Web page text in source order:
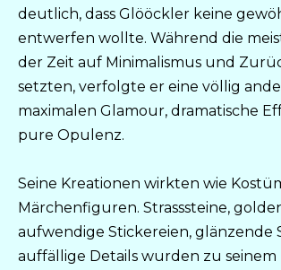
deutlich, dass Glööckler keine
entwerfen wollte. Während die
der Zeit auf Minimalismus und
setzten, verfolgte er eine völlig
maximalen Glamour, dramatische
pure Opulenz.
Seine Kreationen wirkten wie
Märchenfiguren. Strasssteine,
aufwendige Stickereien, glänzende
auffällige Details wurden zu seinem